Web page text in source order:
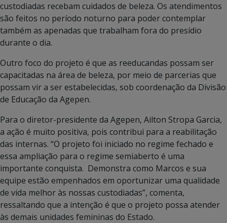
custodiadas recebam cuidados de beleza. Os atendimentos
são feitos no período noturno para poder contemplar
também as apenadas que trabalham fora do presídio
durante o dia.
Outro foco do projeto é que as reeducandas possam ser
capacitadas na área de beleza, por meio de parcerias que
possam vir a ser estabelecidas, sob coordenação da Divisão
de Educação da Agepen.
Para o diretor-presidente da Agepen, Ailton Stropa Garcia,
a ação é muito positiva, pois contribui para a reabilitação
das internas. “O projeto foi iniciado no regime fechado e
essa ampliação para o regime semiaberto é uma
importante conquista. Demonstra como Marcos e sua
equipe estão empenhados em oportunizar uma qualidade
de vida melhor às nossas custodiadas”, comenta,
ressaltando que a intenção é que o projeto possa atender
às demais unidades femininas do Estado.